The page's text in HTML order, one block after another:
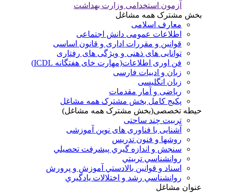
آزمون استخدامی وزارت بهداشت
بخش مشترک همه مشاغل
معارف اسلامی
اطلاعات عمومی دانش اجتماعی
قوانین و مقررات اداری و قانون اساسی
توانایی های ذهنی و ویژگی های رفتاری
فن اوری اطلاعات(مهارت خای هفتگانه ICDL)
زبان و ادبیات فارسی
زبان انگلیسی
ریاضی و آمار مقدمات
پکیج کامل بخش مشترک همه مشاغل
حیطه تخصصی(بخش مشترک همه مشاغل)
تربیت چند ساحتی
آشنایی با فناوری های نوین آموزشی
روشها و فنون تدريس
سنجش و اندازه گيري پيشرفت تحصيلي
روانشناسي تربيتي
اسناد و قوانين بالادستي آموزش و پرورش
روانشناسي رشد و اختلالات يادگيري
عنوان مشاغل